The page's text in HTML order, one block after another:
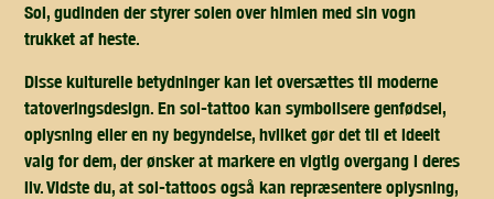
Sol, gudinden der styrer solen over himlen med sin vogn
trukket af heste.
Disse kulturelle betydninger kan let oversættes til moderne
tatoveringsdesign. En sol-tattoo kan symbolisere genfødsel,
oplysning eller en ny begyndelse, hvilket gør det til et ideelt
valg for dem, der ønsker at markere en vigtig overgang i deres
liv. Vidste du, at sol-tattoos også kan repræsentere oplysning,